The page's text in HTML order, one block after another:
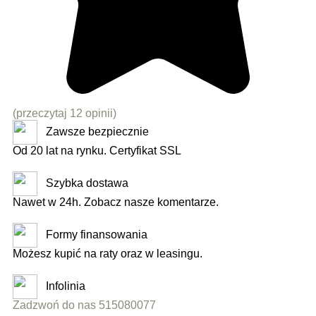
(przeczytaj 12 opinii)
Zawsze bezpiecznie
Od 20 lat na rynku. Certyfikat SSL
Szybka dostawa
Nawet w 24h. Zobacz nasze komentarze.
Formy finansowania
Możesz kupić na raty oraz w leasingu.
Infolinia
Zadzwoń do nas 515080077